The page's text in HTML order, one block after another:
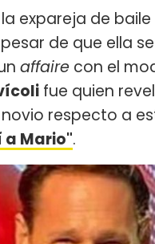
expareja de
de que ella
affaire con el
fue quien
respecto a
a Mario".